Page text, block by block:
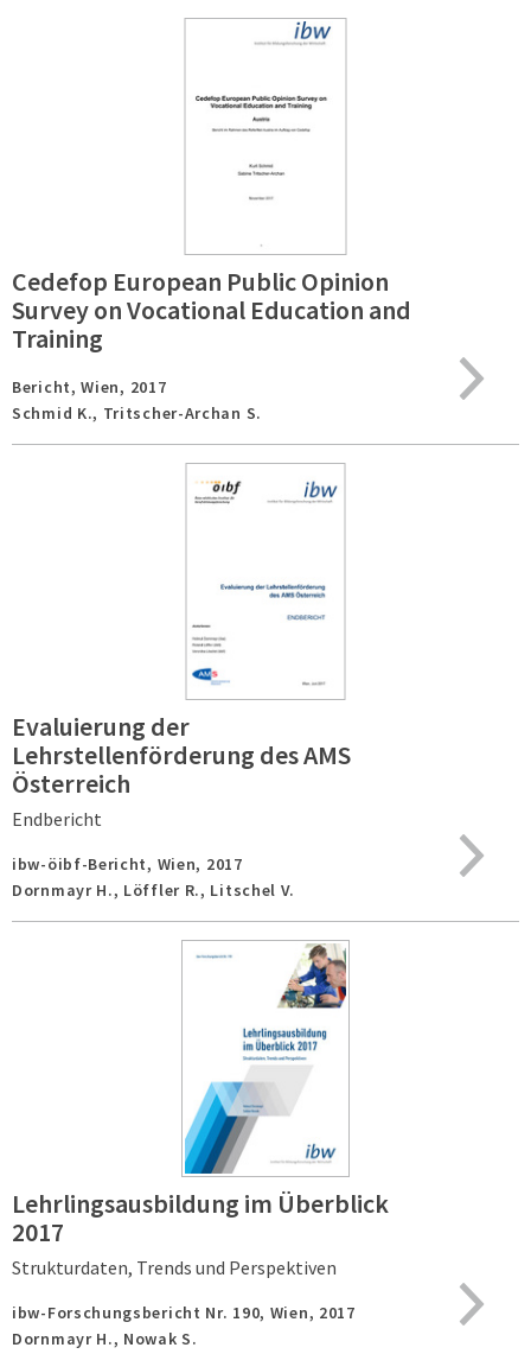
Cedefop European Public Opinion
Survey on Vocational Education and
Training
Bericht,Wien, 2017
Schmid K., Tritscher-Archan S.
Evaluierung der
Lehrstellenförderung des AMS
Österreich
Endbericht
ibw-öibf-Bericht, Wien, 2017
Dornmayr H., Löffler R., Litschel V.
Lehrlingsausbildung im Überblick
2017
Strukturdaten, Trends und Perspektiven
ibw-Forschungsbericht Nr. 190, Wien, 2017
Dornmayr H., Nowak S.